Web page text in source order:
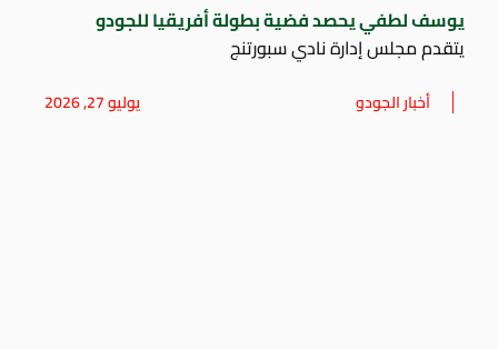
يوسف لطفي يحصد فضية بطولة أفريقيا للجودو
يتقدم مجلس إدارة نادي سبورتنج
أخبار الجودو يوليو 27, 2026